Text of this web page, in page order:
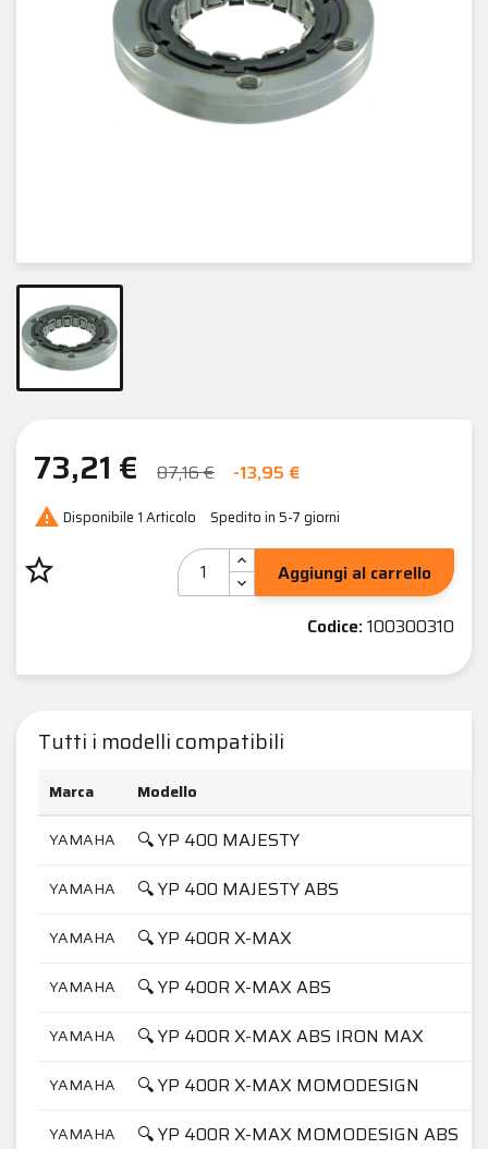
73,21 € 87,16 € -13,95 €
 Disponibile 1 Articolo Spedito in 5-7 giorni
star_border
Aggiungi al carrello
Codice:100300310
Tutti i modelli compatibili
Marca Modello
YAMAHA
🔍 YP 400 MAJESTY
YAMAHA 🔍 YP 400 MAJESTY ABS
YAMAHA 🔍 YP 400R X-MAX
YAMAHA 🔍 YP 400R X-MAX ABS
YAMAHA 🔍 YP 400R X-MAX ABS IRON MAX
YAMAHA 🔍 YP 400R X-MAX MOMODESIGN
YAMAHA 🔍 YP 400R X-MAX MOMODESIGN ABS